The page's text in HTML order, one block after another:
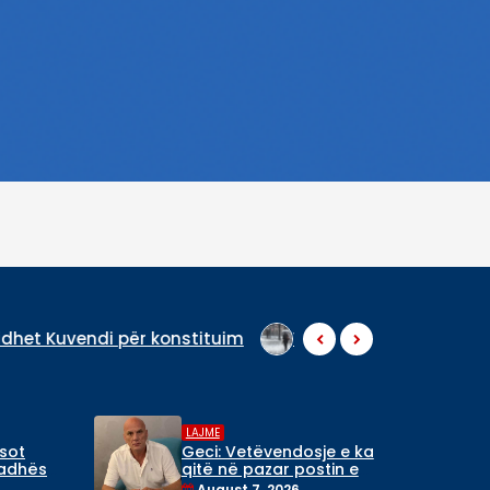
konstituim Vranësira në disa zona të Kosovës,
LAJME
Geci: Vetëvendosje e ka
qitë në pazar postin e